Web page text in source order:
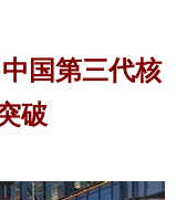
国第三代核
破